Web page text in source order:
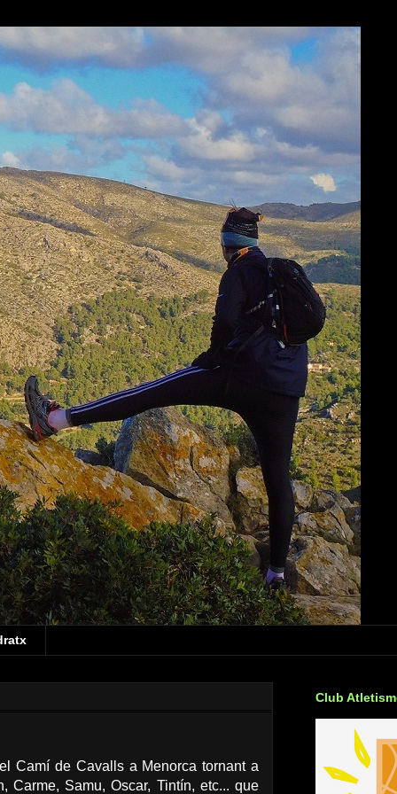
Camí de Cavalls a Menorca tornant a
Carme, Samu, Oscar, Tintín, etc... que
Club